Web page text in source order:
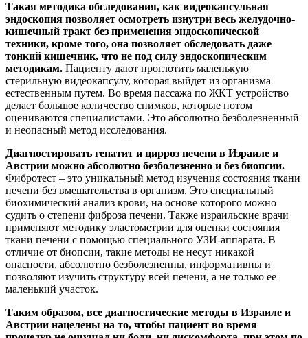
Такая методика обследования, как видеокапсульная
эндоскопия позволяет осмотреть изнутри весь желудочно-
кишечный тракт без применения эндоскопической
техники, кроме того, она позволяет обследовать даже
тонкий кишечник, что не под силу эндоскопическим
методикам. Пациенту дают проглотить маленькую
стерильную видеокапсулу, которая выйдет из организма
естественным путем. Во время пассажа по ЖКТ устройство
делает большое количество снимков, которые потом
оцениваются специалистами. Это абсолютно безболезненный
и неопасный метод исследования.
Диагностировать гепатит и цирроз печени в Израиле и
Австрии можно абсолютно безболезненно и без биопсии.
Фибротест – это уникальный метод изучения состояния ткани
печени без вмешательства в организм. Это специальный
биохимический анализ крови, на основе которого можно
судить о степени фиброза печени. Также израильские врачи
применяют методику эластометрии для оценки состояния
ткани печени с помощью специального УЗИ-аппарата. В
отличие от биопсии, такие методы не несут никакой
опасности, абсолютно безболезненны, информативны и
позволяют изучить структуру всей печени, а не только ее
маленький участок.
Таким образом, все диагностические методы в Израиле и
Австрии нацелены на то, чтобы пациент во время